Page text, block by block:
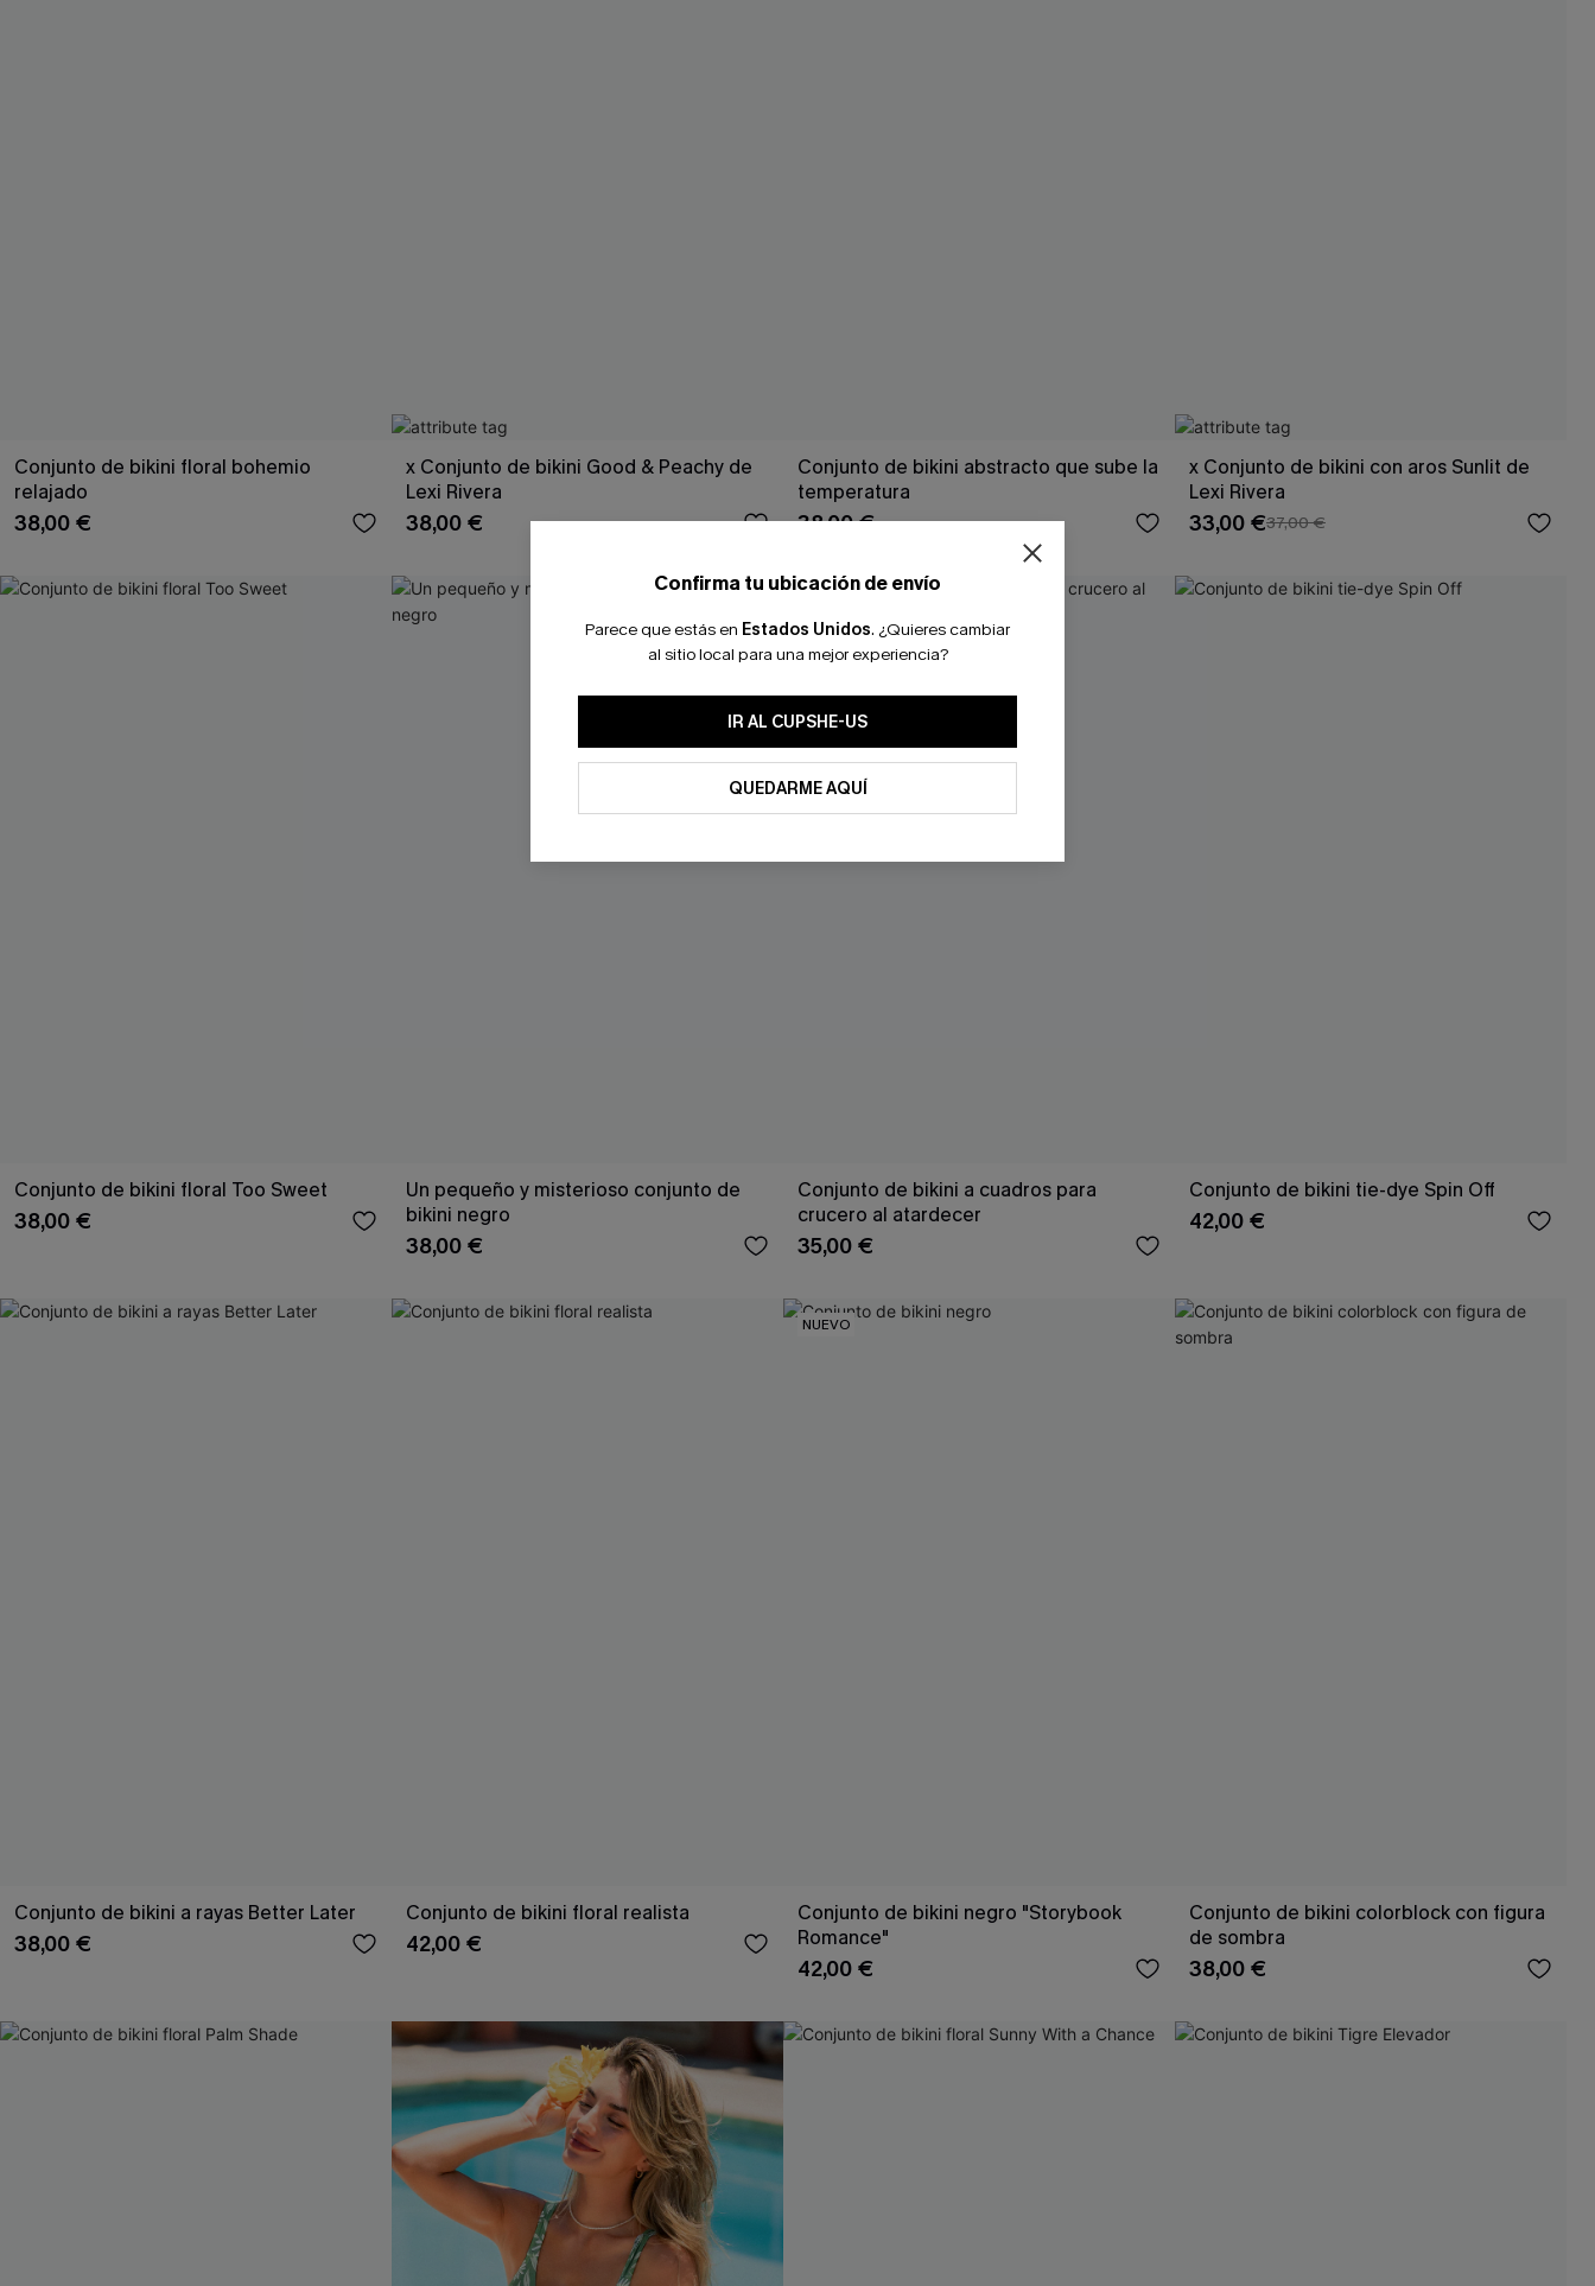
Conjunto de bikini floral bohemio
relajado
38,00 €
x Conjunto de bikini Good & Peachy de
Lexi Rivera
38,00 €
Conjunto de bikini abstracto que sube la
temperatura
38,00 €
x Conjunto de bikini con aros Sunlit de
Lexi Rivera
33,00 €37,00 €
Conjunto de bikini floral Too Sweet
38,00 €
Un pequeño y misterioso conjunto de
bikini negro
38,00 €
Conjunto de bikini a cuadros para
crucero al atardecer
35,00 €
Conjunto de bikini tie-dye Spin Off
42,00 €
Conjunto de bikini a rayas Better Later
38,00 €
Conjunto de bikini floral realista
42,00 €
NUEVO
Conjunto de bikini negro "Storybook
Romance"
42,00 €
Conjunto de bikini colorblock con figura
de sombra
38,00 €
Confirma tu ubicación de envío
Parece que estás en Estados Unidos. ¿Quieres cambiar
al sitio local para una mejor experiencia?
IR AL CUPSHE-US
QUEDARME AQUÍ